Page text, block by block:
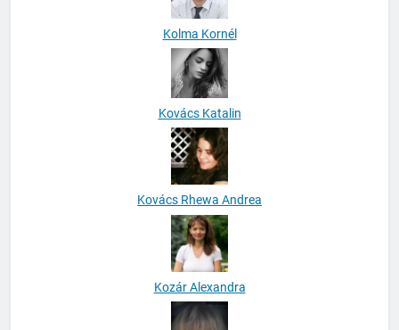
Kolma Kornél
Kovács Katalin
Kovács Rhewa Andrea
Kozár Alexandra